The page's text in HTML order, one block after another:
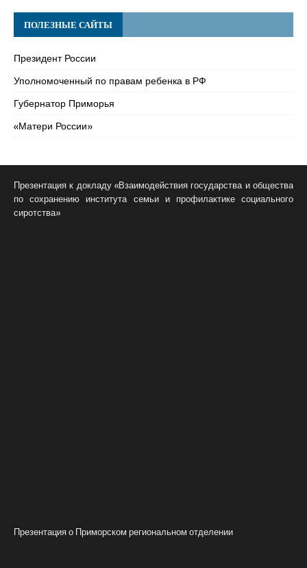
ПОЛЕЗНЫЕ САЙТЫ
Президент России
Уполномоченный по правам ребенка в РФ
Губернатор Приморья
«Матери России»
Презентация к докладу «Взаимодействия государства и общества
по сохранению института семьи и профилактике социального
сиротства»
Презентация о Приморском региональном отделении